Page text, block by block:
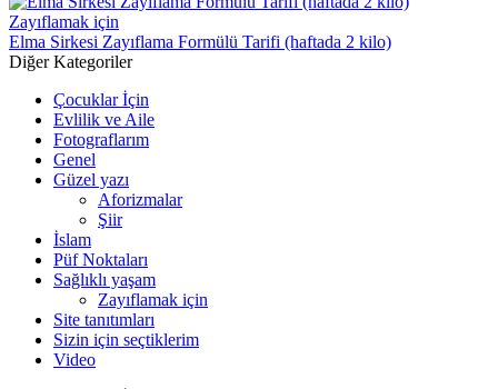
Zayıflamak için
Elma Sirkesi Zayıflama Formülü Tarifi (haftada 2 kilo)
Diğer Kategoriler
Çocuklar İçin
Evlilik ve Aile
Fotograflarım
Genel
Güzel yazı
Aforizmalar
Şiir
İslam
Püf Noktaları
Sağlıklı yaşam
Zayıflamak için
Site tanıtımları
Sizin için seçtiklerim
Video